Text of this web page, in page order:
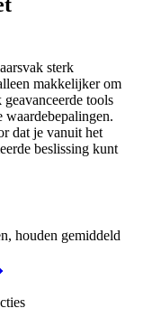
sterk
makkelijker om
tools
waardebepalingen.
dat je vanuit het
beslissing kunt
houden gemiddeld